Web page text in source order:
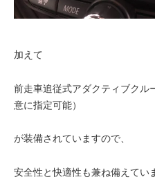
加えて
前走車追従式アダクティブクル
意に指定可能）
が装備されていますので、
安全性と快適性も兼ね備えてい